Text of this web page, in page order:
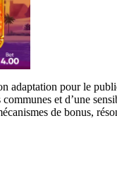
adaptation pour le
et d’une
de bonus,